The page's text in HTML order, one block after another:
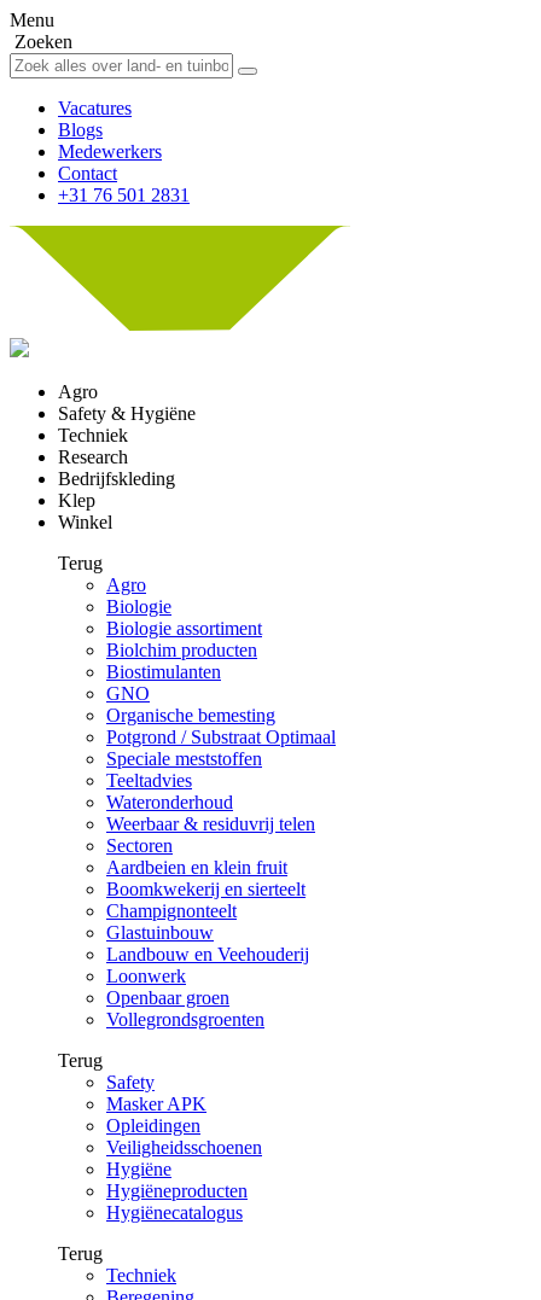
Menu
Zoeken
Vacatures
Blogs
Medewerkers
Contact
+31 76 501 2831
Agro
Safety & Hygiëne
Techniek
Research
Bedrijfskleding
Klep
Winkel
Terug
Agro
Biologie
Biologie assortiment
Biolchim producten
Biostimulanten
GNO
Organische bemesting
Potgrond / Substraat Optimaal
Speciale meststoffen
Teeltadvies
Wateronderhoud
Weerbaar & residuvrij telen
Sectoren
Aardbeien en klein fruit
Boomkwekerij en sierteelt
Champignonteelt
Glastuinbouw
Landbouw en Veehouderij
Loonwerk
Openbaar groen
Vollegrondsgroenten
Terug
Safety
Masker APK
Opleidingen
Veiligheidsschoenen
Hygiëne
Hygiëneproducten
Hygiënecatalogus
Terug
Techniek